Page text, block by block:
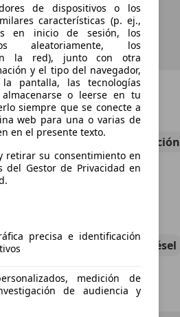
comparación
2015 Diésel
de dispositivos o los
características (p. ej.,
en inicio de sesión, los
aleatoriamente, los
la red), junto con otra
y el tipo del navegador,
pantalla, las tecnologías
o leerse en tu
siempre que se conecte a
web para una o varias de
en el presente texto.
retirar su consentimiento en
Gestor de Privacidad en
precisa e identificación
medición de
de audiencia y